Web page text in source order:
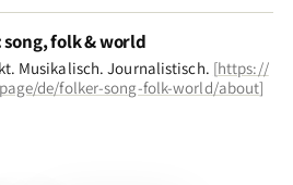
folk & world
Musikalisch. Journalistisch. [https://
de/folker-song-folk-world/about]